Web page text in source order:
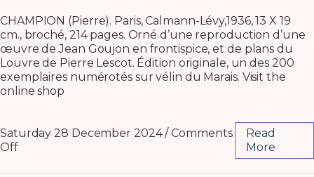
CHAMPION (Pierre). Paris, Calmann-Lévy,1936, 13 X 19
cm., broché, 214 pages. Orné d’une reproduction d’une
œuvre de Jean Goujon en frontispice, et de plans du
Louvre de Pierre Lescot. Édition originale, un des 200
exemplaires numérotés sur vélin du Marais. Visit the
online shop
Saturday 28 December 2024 / Comments
Off
Read
More